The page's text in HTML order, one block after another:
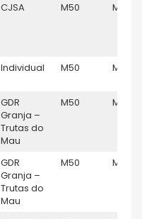
CJSA M50 M
Individual M50 M
GDR
Granja –
Trutas do
Mau
M50 M
GDR
Granja –
Trutas do
Mau
M50 M